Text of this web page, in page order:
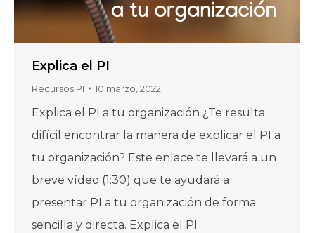
Explica el PI
Recursos PI 10 marzo, 2022
Explica el PI a tu organización ¿Te resulta
difícil encontrar la manera de explicar el PI a
tu organización? Este enlace te llevará a un
breve vídeo (1:30) que te ayudará a
presentar PI a tu organización de forma
sencilla y directa. Explica el PI